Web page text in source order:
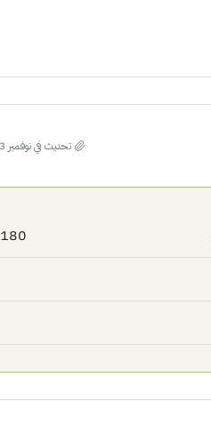
تحديث في نوفمبر 23, 2023 في 2:32 م
180 متراً مربعاً